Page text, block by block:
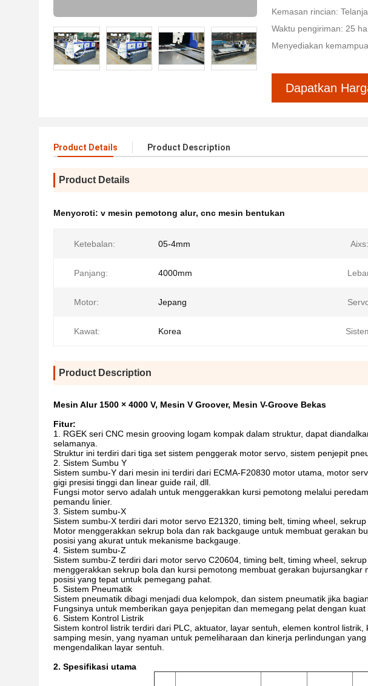
Kemasan rincian:
Waktu pengiriman: 25
Menyediakan
Dapatkan
Product Details Product Description
Product Details
Menyoroti: v mesin pemotong alur, cnc mesin bentukan
Ketebalan: 05-4mm Aixs:
Panjang: 4000mm
Motor: Jepang
Kawat: Korea
Product Description
Mesin Alur 1500 × 4000 V, Mesin V Groover, Mesin V-Groove Bekas
Fitur:
1. RGEK seri CNC mesin grooving logam kompak dalam struktur, dapat
selamanya.
Struktur ini terdiri dari tiga set sistem penggerak motor servo, sistem penjepit
2. Sistem Sumbu Y
Sistem sumbu-Y dari mesin ini terdiri dari ECMA-F20830 motor utama, motor
gigi presisi tinggi dan linear guide rail, dll.
Fungsi motor servo adalah untuk menggerakkan kursi pemotong melalui
pemandu linier.
3. Sistem sumbu-X
Sistem sumbu-X terdiri dari motor servo E21320, timing belt, timing wheel,
Motor menggerakkan sekrup bola dan rak backgauge untuk membuat gerakan
posisi yang akurat untuk mekanisme backgauge.
4. Sistem sumbu-Z
Sistem sumbu-Z terdiri dari motor servo C20604, timing belt, timing wheel,
menggerakkan sekrup bola dan kursi pemotong membuat gerakan
posisi yang tepat untuk pemegang pahat.
5. Sistem Pneumatik
Sistem pneumatik dibagi menjadi dua kelompok, dan sistem pneumatik jika
Fungsinya untuk memberikan gaya penjepitan dan memegang pelat dengan kuat
6. Sistem Kontrol Listrik
Sistem kontrol listrik terdiri dari PLC, aktuator, layar sentuh, elemen kontrol
samping mesin, yang nyaman untuk pemeliharaan dan kinerja perlindungan
mengendalikan layar sentuh.
2. Spesifikasi utama